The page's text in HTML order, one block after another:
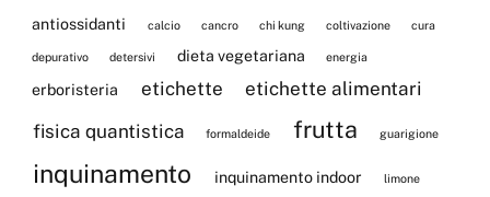
antiossidanti calcio cancro chi kung coltivazione cura
depurativo detersivi dieta vegetariana energia
erboristeria etichette
etichette alimentari
fisica quantistica
formaldeide frutta guarigione
inquinamento inquinamento indoor limone